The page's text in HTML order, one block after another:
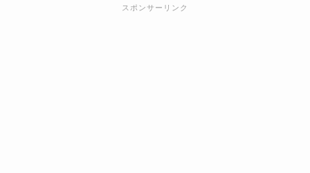
スポンサーリンク